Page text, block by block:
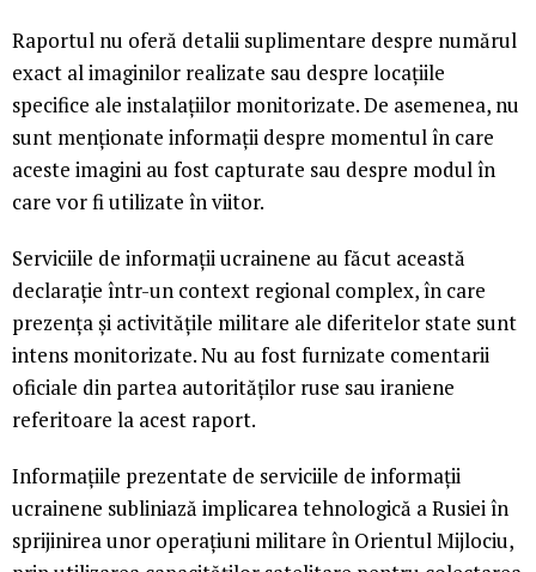
Raportul nu oferă detalii suplimentare despre numărul
exact al imaginilor realizate sau despre locațiile
specifice ale instalațiilor monitorizate. De asemenea, nu
sunt menționate informații despre momentul în care
aceste imagini au fost capturate sau despre modul în
care vor fi utilizate în viitor.
Serviciile de informații ucrainene au făcut această
declarație într-un context regional complex, în care
prezența și activitățile militare ale diferitelor state sunt
intens monitorizate. Nu au fost furnizate comentarii
oficiale din partea autorităților ruse sau iraniene
referitoare la acest raport.
Informațiile prezentate de serviciile de informații
ucrainene subliniază implicarea tehnologică a Rusiei în
sprijinirea unor operațiuni militare în Orientul Mijlociu,